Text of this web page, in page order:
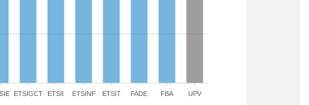
ETSIGCT ETSII ETSINF ETSIT FADE FBA UPV